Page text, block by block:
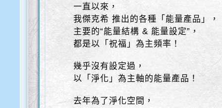
一直以來，
我傑克希 推出的各種「能量產品」，
主要的“能量結構 & 能量設定”，
都是以「祝福」為主頻率！
幾乎沒有設定過，
以「淨化」為主軸的能量產品！
去年為了淨化空間，